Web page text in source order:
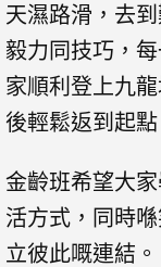
天濕路滑，去
毅力同技巧，
家順利登上九
後輕鬆返到起
金齡班希望大
活方式，同時
立彼此嘅連結。